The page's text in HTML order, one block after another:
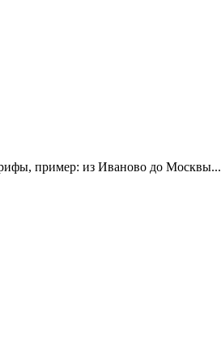
пример: из Иваново до Москвы...